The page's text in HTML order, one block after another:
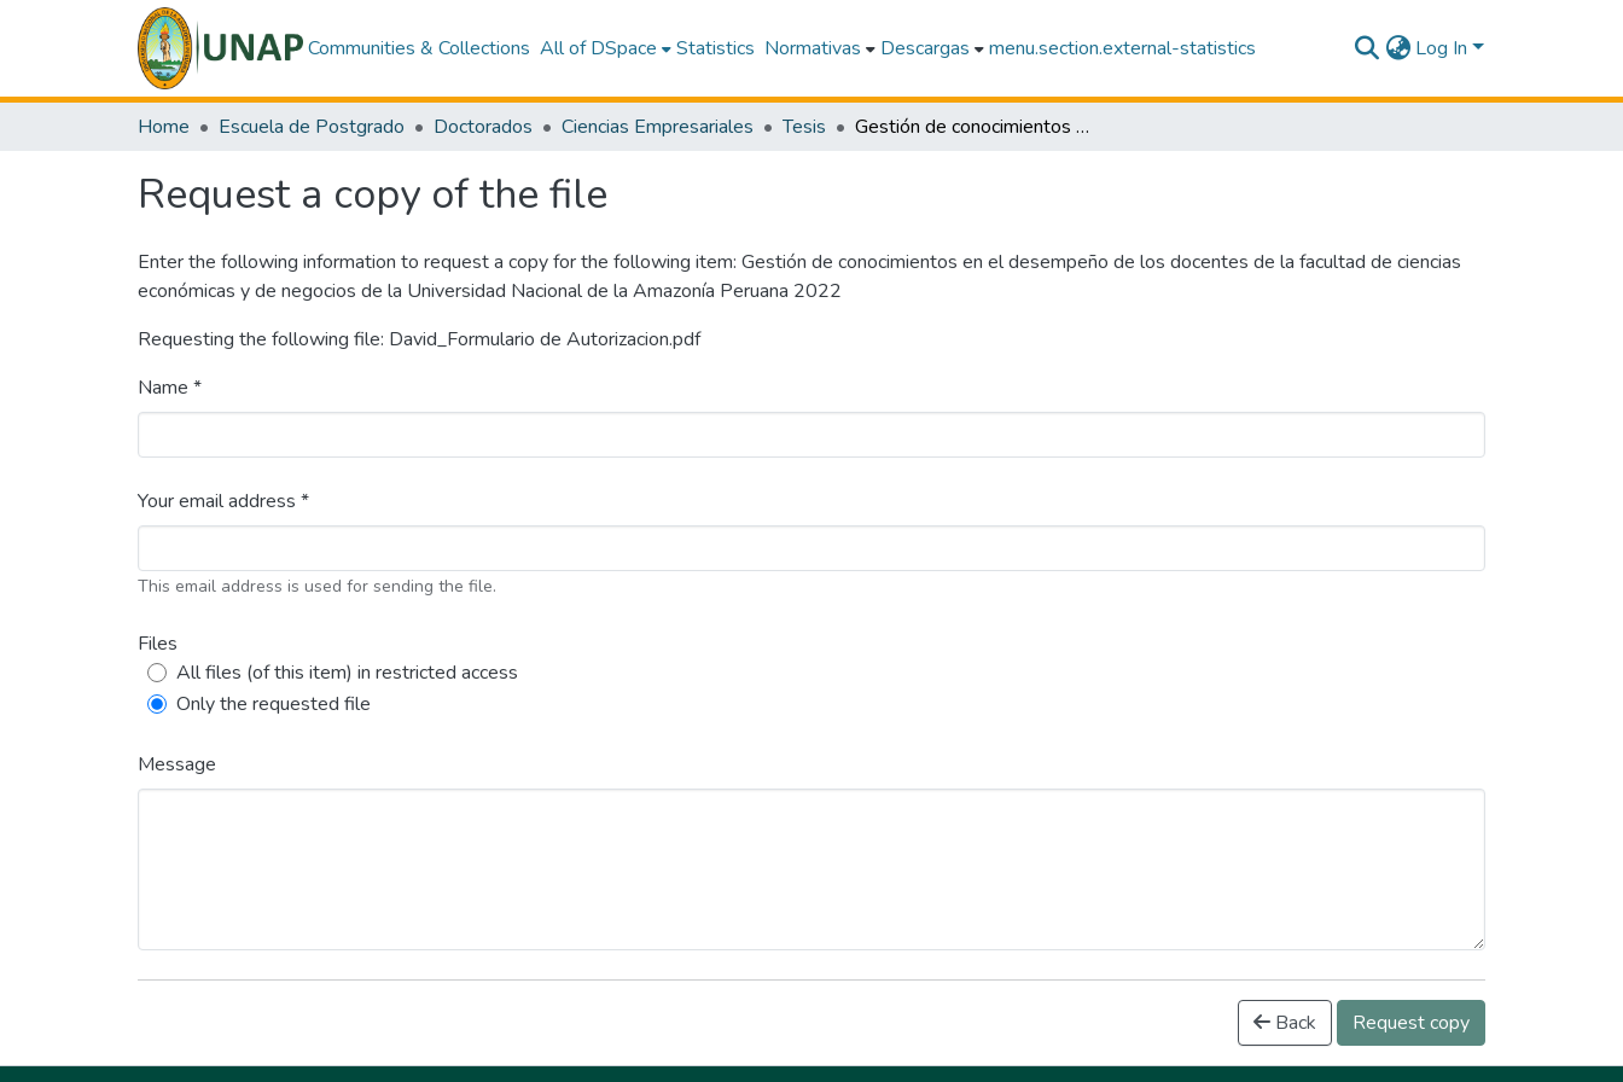
Communities & Collections All of DSpace Statistics Normativas Descargas menu.section.external-statistics Log In
Home Escuela de Postgrado Doctorados Ciencias Empresariales Tesis Gestión de conocimientos en el desempeño de los docentes de la facultad de ciencias económicas y de negocios de la Universidad Nacional de la Amazonía Peruana 2022
Request a copy of the file
Enter the following information to request a copy for the following item: Gestión de conocimientos en el desempeño de los docentes de la facultad de ciencias
económicas y de negocios de la Universidad Nacional de la Amazonía Peruana 2022
Requesting the following file: David_Formulario de Autorizacion.pdf
Name *
Your email address *
This email address is used for sending the file.
Files
All files (of this item) in restricted access
Only the requested file
Message
Back Request copy